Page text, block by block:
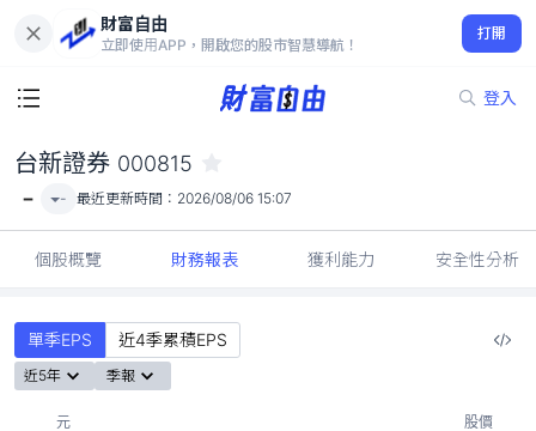
財富自由
立即使用APP，開啟您的股市智慧導航！
打開
登入
-
台新證券 000815
- - 最近更新時間： 2026/08/06 15:07
個股概覽 財務報表 獲利能力 安全性分析
單季EPS 近4季累積EPS
近5年 季報